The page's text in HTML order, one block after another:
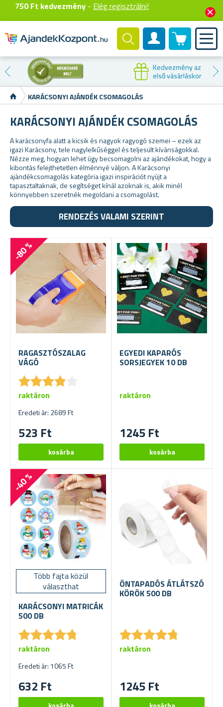
750 Ft kedvezmény - Elég regisztrálni!
Felhasználók fiók
0 termék
Kedvezmény az
első vásárláskor
KARÁCSONYI AJÁNDÉK CSOMAGOLÁS
KARÁCSONYI AJÁNDÉK CSOMAGOLÁS
A karácsonyfa alatt a kicsik és nagyok ragyogó szemei – ezek az
igazi Karácsony, tele nagylelkűséggel és teljesült kívánságokkal.
Nézze meg, hogyan lehet úgy becsomagolni az ajándékokat, hogy a
kibontás felejthetetlen élménnyé váljon. A Karácsonyi
ajándékcsomagolás kategória igazi inspirációt nyújt a
tapasztaltaknak, de segítséget kínál azoknak is, akik minél
könnyebben szeretnék megoldani a csomagolást.
RENDEZÉS VALAMI SZERINT
-80 %
RAGASZTÓSZALAG
VÁGÓ
★★★★
★★★★
Eredeti ár: 2689 Ft
523 Ft
raktáron
EGYEDI KAPARÓS
SORSJEGYEK 10 DB
1245 Ft
raktáron
-40 %
Több fajta közül
választhat
KARÁCSONYI MATRICÁK
500 DB
★★★★★
★★★★★
Eredeti ár: 1065 Ft
632 Ft
raktáron
ÖNTAPADÓS ÁTLÁTSZÓ
KÖRÖK 500 DB
★★★★★
★★★★★
1245 Ft
raktáron